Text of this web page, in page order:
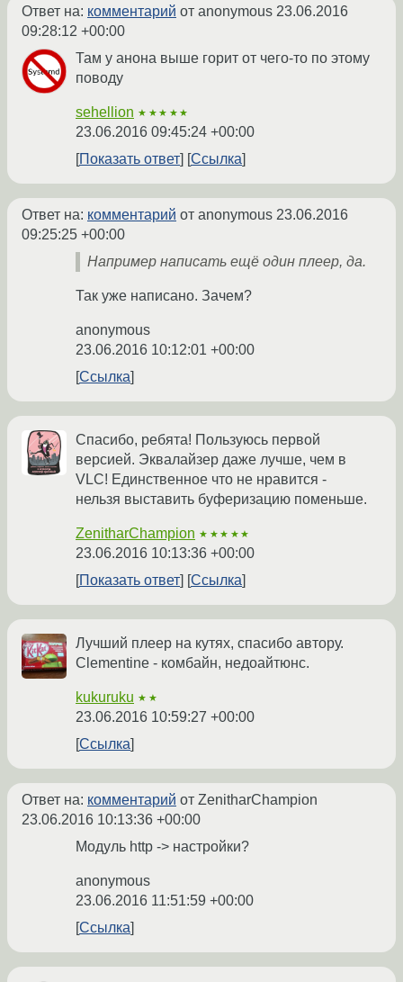
Ответ на: комментарий от anonymous 23.06.2016
09:28:12 +00:00
Там у анона выше горит от чего-то по этому
поводу
sehellion ★★★★★
23.06.2016 09:45:24 +00:00
Показать ответ
Ссылка
Ответ на: комментарий от anonymous 23.06.2016
09:25:25 +00:00
Например написать ещё один плеер, да.
Так уже написано. Зачем?
anonymous
23.06.2016 10:12:01 +00:00
Ссылка
Спасибо, ребята! Пользуюсь первой
версией. Эквалайзер даже лучше, чем в
VLC! Единственное что не нравится -
нельзя выставить буферизацию поменьше.
ZenitharChampion ★★★★★
23.06.2016 10:13:36 +00:00
Показать ответ
Ссылка
Лучший плеер на кутях, спасибо автору.
Clementine - комбайн, недоайтюнс.
kukuruku ★★
23.06.2016 10:59:27 +00:00
Ссылка
Ответ на: комментарий от ZenitharChampion
23.06.2016 10:13:36 +00:00
Модуль http -> настройки?
anonymous
23.06.2016 11:51:59 +00:00
Ссылка